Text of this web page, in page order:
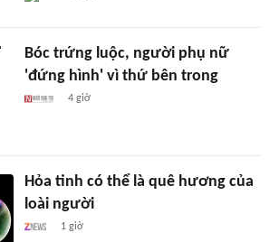
Bóc trứng luộc, người phụ nữ
'đứng hình' vì thứ bên trong
4 giờ
Hỏa tinh có thể là quê hương của
loài người
1 giờ